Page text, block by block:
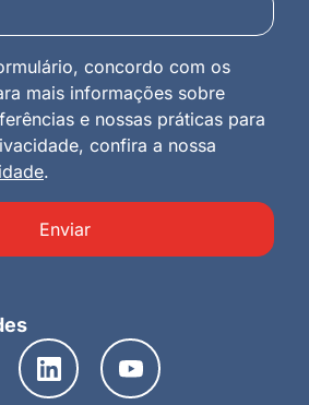
concordo com os
mais informações sobre
e nossas práticas para
confira a nossa
.
Enviar